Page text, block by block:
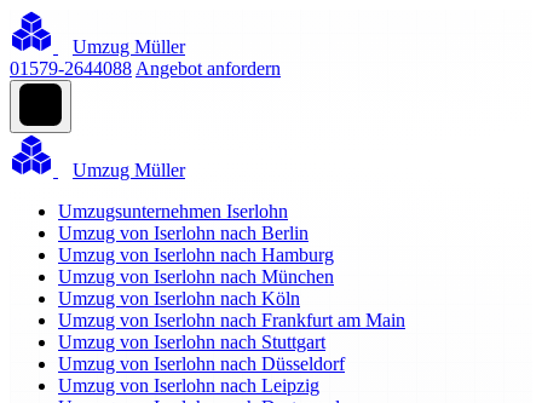
Umzug Müller
01579-2644088 Angebot anfordern
Umzug Müller
Umzugsunternehmen Iserlohn
Umzug von Iserlohn nach Berlin
Umzug von Iserlohn nach Hamburg
Umzug von Iserlohn nach München
Umzug von Iserlohn nach Köln
Umzug von Iserlohn nach Frankfurt am Main
Umzug von Iserlohn nach Stuttgart
Umzug von Iserlohn nach Düsseldorf
Umzug von Iserlohn nach Leipzig